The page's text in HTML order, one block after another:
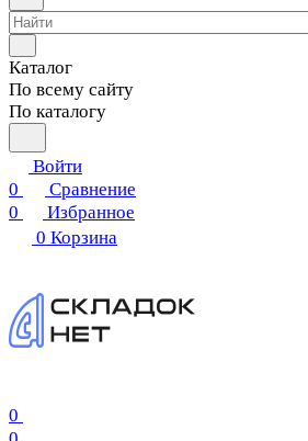
Каталог
По всему сайту
По каталогу
Войти
0
Сравнение
0
Избранное
0 Корзина
0